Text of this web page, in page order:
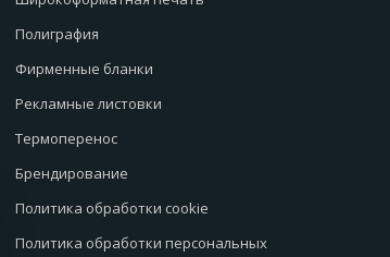
Полиграфия
Фирменные бланки
Рекламные листовки
Термоперенос
Брендирование
Политика обработки cookie
Политика обработки персональных